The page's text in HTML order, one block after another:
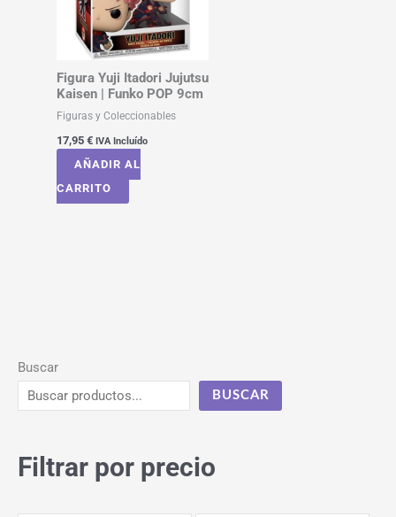
Buscar
BUSCAR
Filtrar por precio
Figura Yuji Itadori Jujutsu
Kaisen | Funko POP 9cm
Figuras y Coleccionables
17,95 € IVA Incluído
AÑADIR AL
CARRITO